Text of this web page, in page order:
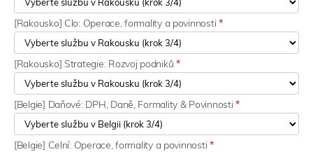
[Rakousko] Clo: Operace, formality a povinnosti*
[Rakousko] Strategie: Rozvoj podniků *
[Belgie] Daňové: DPH, Daně, Formality & Povinnosti*
[Belgie] Celní: Operace, formality a povinnosti*